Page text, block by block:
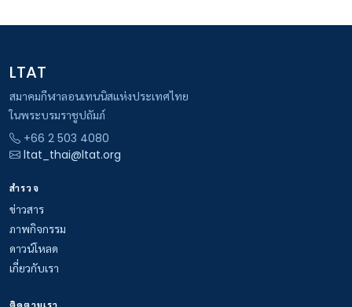
LTAT
สมาคมกีฬาลอนเทนนิสแห่งประเทศไทย
ในพระบรมราชูปถัมภ์
+66 2 503 4080
ltat_thai@ltat.org
สำรวจ
ข่าวสาร
ภาพกิจกรรม
ดาวน์โหลด
เกี่ยวกับเรา